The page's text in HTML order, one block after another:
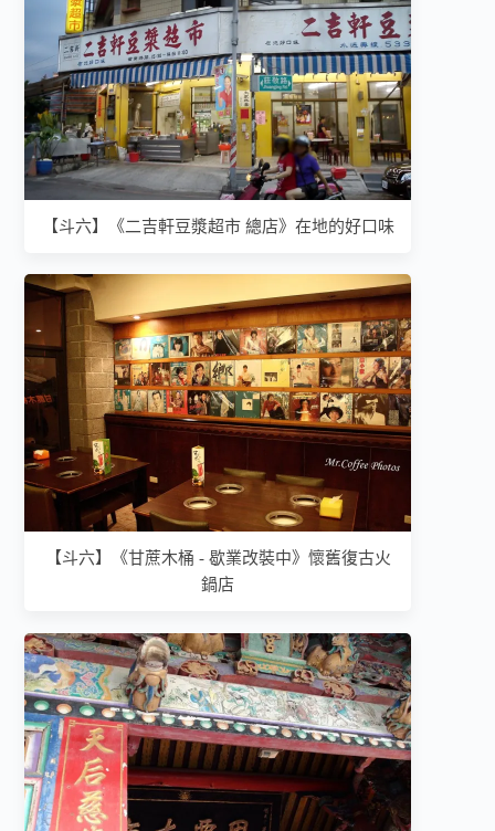
【斗六】《二吉軒豆漿超市 總店》在地的好口味
【斗六】《甘蔗木桶 - 歇業改裝中》懷舊復古火
鍋店